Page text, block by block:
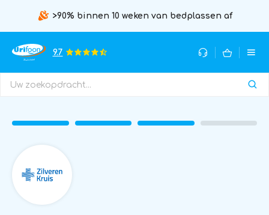
>90% binnen 10 weken van bedplassen af
9.7